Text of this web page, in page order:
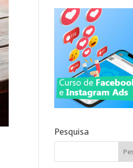
Pesquisa